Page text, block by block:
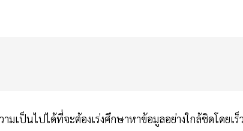
มเป็นไปได้ที่จะต้องเร่งศึกษาหาข้อมูลอย่างใกล้ชิดโดยเร็ว